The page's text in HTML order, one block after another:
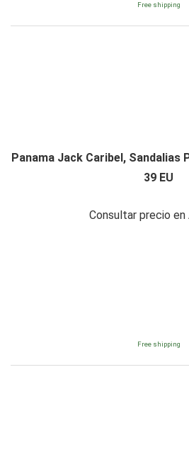
Free shipping
Panama Jack Caribel, Sandalias
39 EU
Consultar precio en
Free shipping